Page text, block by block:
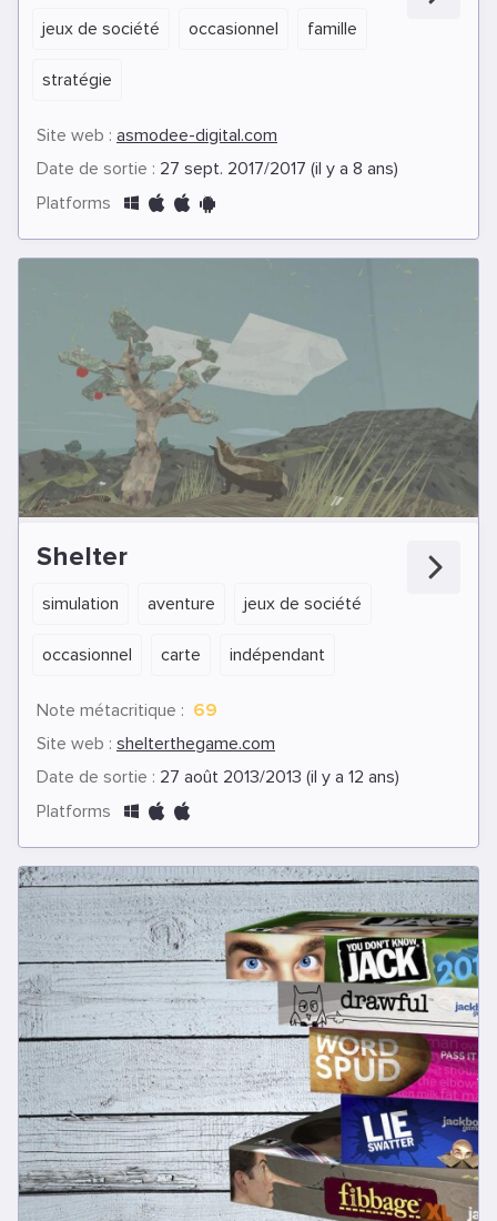
jeux de société occasionnel famille
stratégie
Site web : asmodee-digital.com
Date de sortie : 27 sept. 2017/2017 (il y a 8 ans)
Platforms
Shelter
simulation aventure jeux de société
occasionnel carte indépendant
Note métacritique : 69
Site web : shelterthegame.com
Date de sortie : 27 août 2013/2013 (il y a 12 ans)
Platforms